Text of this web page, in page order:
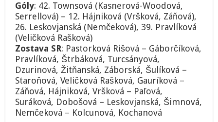
Góly: 42. Townsová (Kasnerová-Woodová,
Serrellová) – 12. Hájniková (Vršková, Záňová),
26. Leskovjanská (Nemčeková), 39. Pravlíková
(Veličková Rašková)
Zostava SR: Pastorková Rišová – Gáborčíková,
Pravlíková, Štrbáková, Turcsányová,
Dzurinová, Žitňanská, Záborská, Šulíková –
Staroňová, Veličková Rašková, Gauríková –
Záňová, Hájniková, Vršková – Paľová,
Suráková, Dobošová – Leskovjanská, Šimnová,
Nemčeková – Kolcunová, Kochanová